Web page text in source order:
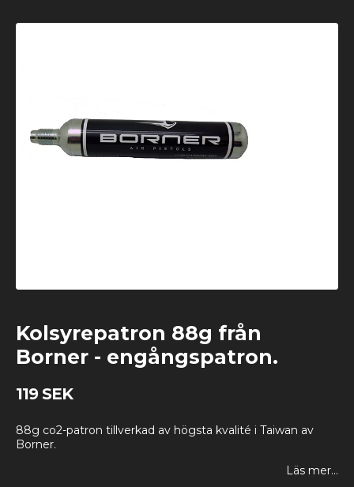
Kolsyrepatron 88g från
Borner - engångspatron.
119 SEK
88g co2-patron tillverkad av högsta kvalité i Taiwan av
Borner.
Läs mer...